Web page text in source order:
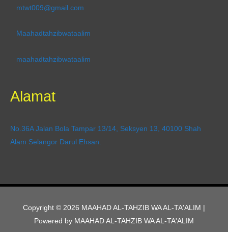
mtwt009@gmail.com
Maahadtahzibwataalim
maahadtahzibwataalim
Alamat
No.36A Jalan Bola Tampar 13/14, Seksyen 13, 40100 Shah
Alam Selangor Darul Ehsan.
Copyright © 2026 MAAHAD AL-TAHZIB WA AL-TA'ALIM |
Powered by MAAHAD AL-TAHZIB WA AL-TA'ALIM